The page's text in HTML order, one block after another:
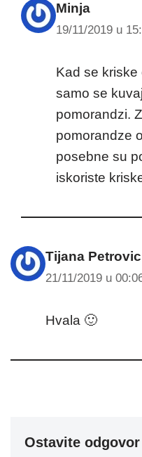
Minja
19/11/2019 u
Kad se kriske
samo se
pomorandzi.
pomorandze
posebne su
iskoriste
Tijana Petrovic
21/11/2019 u
Hvala 🙂
Ostavite odgovor